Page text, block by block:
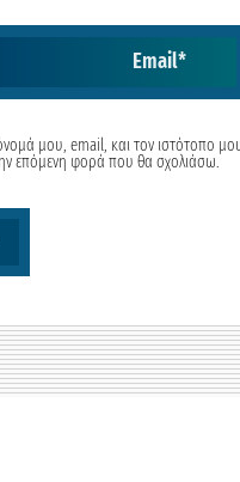
Email*
μου, email, και τον ιστότοπο
επόμενη φορά που θα σχολιάσω.